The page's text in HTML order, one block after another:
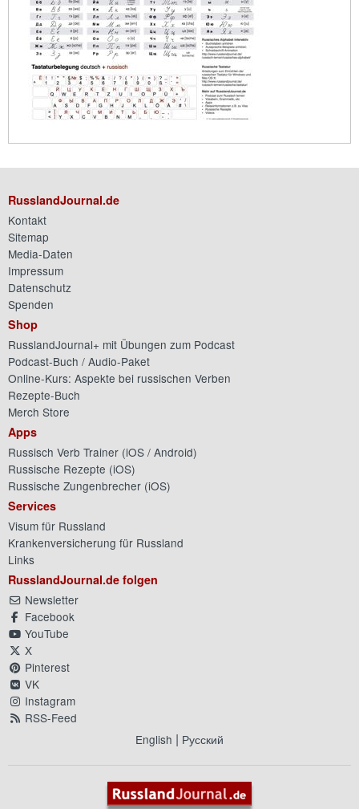
RusslandJournal.de
Kontakt
Sitemap
Media-Daten
Impressum
Datenschutz
Spenden
Shop
RusslandJournal+ mit Übungen zum Podcast
Podcast-Buch / Audio-Paket
Online-Kurs: Aspekte bei russischen Verben
Rezepte-Buch
Merch Store
Apps
Russisch Verb Trainer (iOS / Android)
Russische Rezepte (iOS)
Russische Zungenbrecher (iOS)
Services
Visum für Russland
Krankenversicherung für Russland
Links
RusslandJournal.de folgen
Newsletter
Facebook
YouTube
X
Pinterest
VK
Instagram
RSS-Feed
English | Русский